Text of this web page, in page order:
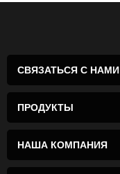
СВЯЗАТЬСЯ С НАМИ
ПРОДУКТЫ
НАША КОМПАНИЯ